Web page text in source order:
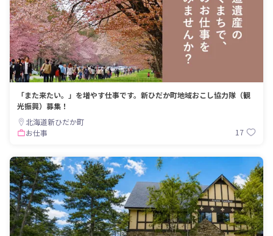
「また来たい。」を増やす仕事です。新ひだか町地域おこし協力隊（観
光振興）募集！
北海道新ひだか町
お仕事
17